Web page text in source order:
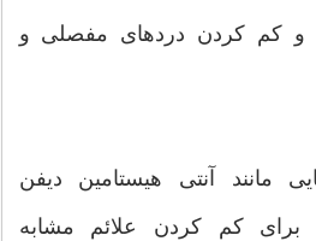
و کم کردن دردهای مفصلی و
مانند آنتی هیستامین دیفن
برای کم کردن علائم مشابه